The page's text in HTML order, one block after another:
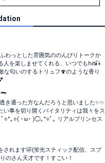
わっとした雰囲気ののんびりトークか
人を楽しませてくれる、いつでもhit🎣
な匂いのするトリュフ🍄のような香り
き通った方なんだろうと思いました✨️✨️
い事を切り開くバイタリティは我々をス
○°｡○( ･ω･ )◯｡°○ﾟ｡‬ リアルプリンセス
されます🤣(蛍光スティック配信、スプ
のさん天才です！すごい！